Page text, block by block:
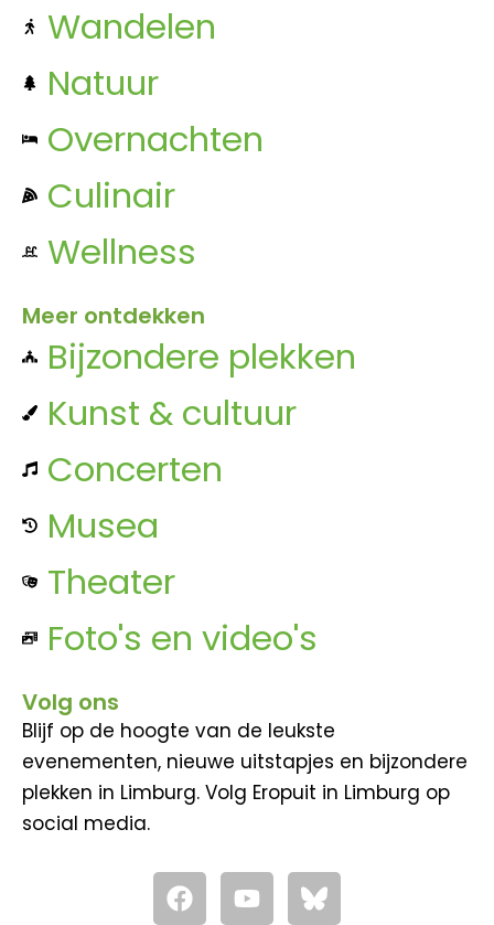
Wandelen
Natuur
Overnachten
Culinair
Wellness
Meer ontdekken
Bijzondere plekken
Kunst & cultuur
Concerten
Musea
Theater
Foto's en video's
Volg ons
Blijf op de hoogte van de leukste
evenementen, nieuwe uitstapjes en bijzondere
plekken in Limburg. Volg Eropuit in Limburg op
social media.
F
a
Y
o